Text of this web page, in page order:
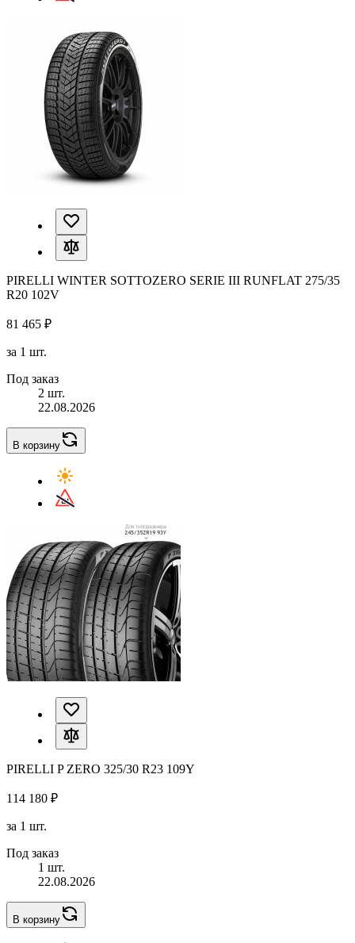
PIRELLI WINTER SOTTOZERO SERIE III RUNFLAT 275/35
R20 102V
81 465 ₽
за 1 шт.
Под заказ
2 шт.
22.08.2026
В корзину
PIRELLI P ZERO 325/30 R23 109Y
114 180 ₽
за 1 шт.
Под заказ
1 шт.
22.08.2026
В корзину